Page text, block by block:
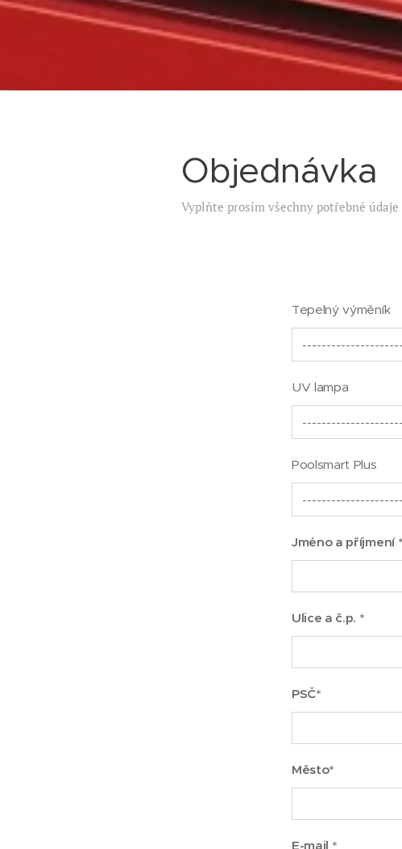
Objednávka
Vyplňte prosím všechny potřebné údaje
Tepelný výměník
UV lampa
Poolsmart Plus
Jméno a příjmení *
Ulice a č.p. *
PSČ*
Město*
E-mail *